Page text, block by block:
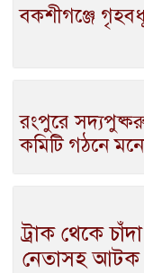
বকশীগঞ্জে
রংপুরে
কমিটি গঠনে
ট্রাক থেকে
নেতাসহ